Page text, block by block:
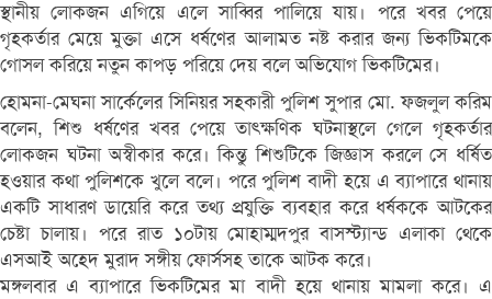
স্থানীয় লোকজন এগিয়ে এলে সাব্বির পালিয়ে যায়। পরে খবর পেয়ে
গৃহকর্তার মেয়ে মুক্তা এসে ধর্ষণের আলামত নষ্ট করার জন্য ভিকটিমকে
গোসল করিয়ে নতুন কাপড় পরিয়ে দেয় বলে অভিযোগ ভিকটিমের।
হোমনা-মেঘনা সার্কেলের সিনিয়র সহকারী পুলিশ সুপার মো. ফজলুল করিম
বলেন, শিশু ধর্ষণের খবর পেয়ে তাৎক্ষণিক ঘটনাস্থলে গেলে গৃহকর্তার
লোকজন ঘটনা অস্বীকার করে। কিন্তু শিশুটিকে জিজ্ঞাস করলে সে ধর্ষিত
হওয়ার কথা পুলিশকে খুলে বলে। পরে পুলিশ বাদী হয়ে এ ব্যাপারে থানায়
একটি সাধারণ ডায়েরি করে তথ্য প্রযুক্তি ব্যবহার করে ধর্ষককে আটকের
চেষ্টা চালায়। পরে রাত ১০টায় মোহাম্মদপুর বাসস্ট্যান্ড এলাকা থেকে
এসআই অহেদ মুরাদ সঙ্গীয় ফোর্সসহ তাকে আটক করে।
মঙ্গলবার এ ব্যাপারে ভিকটিমের মা বাদী হয়ে থানায় মামলা করে। এ